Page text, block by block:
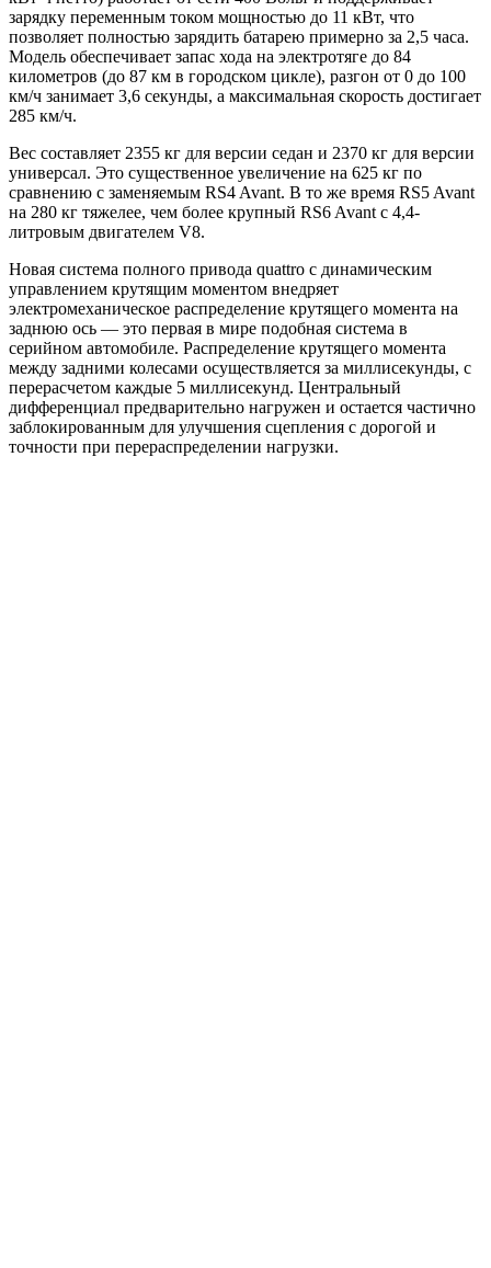
зарядку переменным током мощностью до 11 кВт, что
позволяет полностью зарядить батарею примерно за 2,5 часа.
Модель обеспечивает запас хода на электротяге до 84
километров (до 87 км в городском цикле), разгон от 0 до 100
км/ч занимает 3,6 секунды, а максимальная скорость достигает
285 км/ч.
Вес составляет 2355 кг для версии седан и 2370 кг для версии
универсал. Это существенное увеличение на 625 кг по
сравнению с заменяемым RS4 Avant. В то же время RS5 Avant
на 280 кг тяжелее, чем более крупный RS6 Avant с 4,4-
литровым двигателем V8.
Новая система полного привода quattro с динамическим
управлением крутящим моментом внедряет
электромеханическое распределение крутящего момента на
заднюю ось — это первая в мире подобная система в
серийном автомобиле. Распределение крутящего момента
между задними колесами осуществляется за миллисекунды, с
перерасчетом каждые 5 миллисекунд. Центральный
дифференциал предварительно нагружен и остается частично
заблокированным для улучшения сцепления с дорогой и
точности при перераспределении нагрузки.